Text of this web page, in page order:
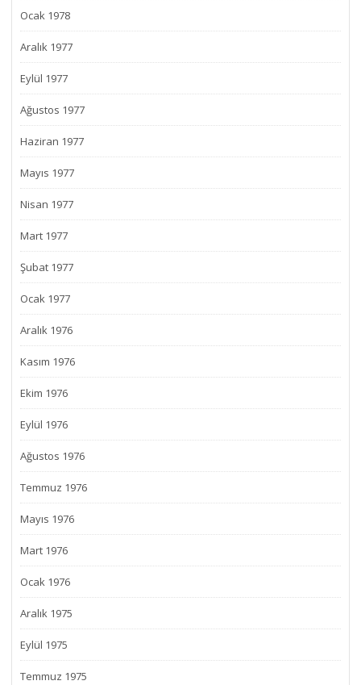
Ocak 1978
Aralık 1977
Eylül 1977
Ağustos 1977
Haziran 1977
Mayıs 1977
Nisan 1977
Mart 1977
Şubat 1977
Ocak 1977
Aralık 1976
Kasım 1976
Ekim 1976
Eylül 1976
Ağustos 1976
Temmuz 1976
Mayıs 1976
Mart 1976
Ocak 1976
Aralık 1975
Eylül 1975
Temmuz 1975